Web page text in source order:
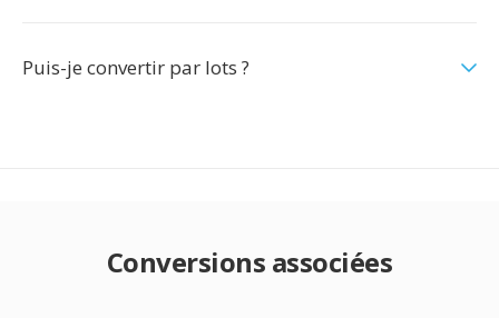
Puis-je convertir par lots ?
Conversions associées